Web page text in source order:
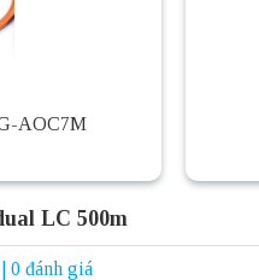
AOC7M
LC 500m
| 0 đánh giá